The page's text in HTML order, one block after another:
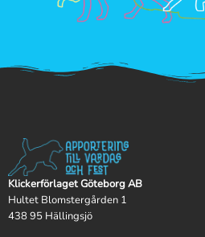
Klickerförlaget Göteborg AB
Hultet Blomstergården 1
438 95 Hällingsjö